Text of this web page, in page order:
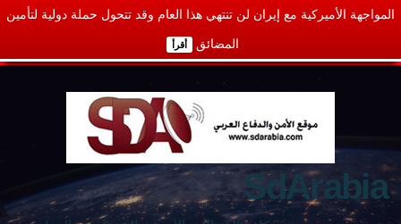
المواجهة الأميركية مع إيران لن تنتهي هذا العام وقد تتحول حملة دولية لتأمين
المضائق أقرأ
SdArabia